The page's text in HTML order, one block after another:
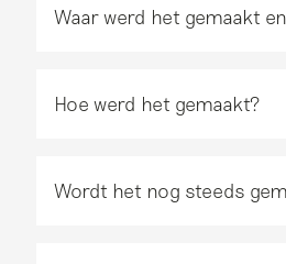
Waar werd het gemaakt
Hoe werd het gemaakt?
Wordt het nog steeds